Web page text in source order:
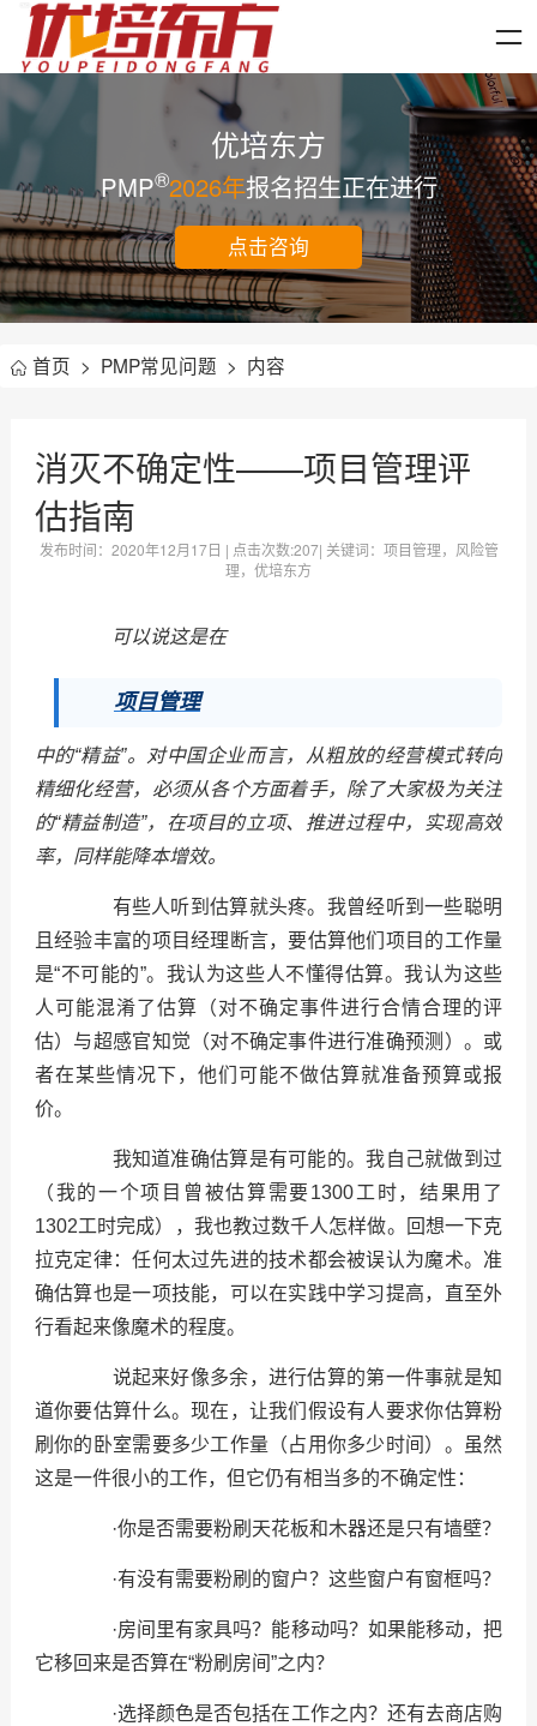
优培东方
PMP®2026年报名招生正在进行
点击咨询
首页 > PMP常见问题 > 内容
消灭不确定性——项目管理评
估指南
发布时间： 2020年12月17日 | 点击次数:207| 关键词：项目管理，风险管
理，优培东方
可以说这是在
项目管理
中的“精益”。对中国企业而言，从粗放的经营模式转向
精细化经营，必须从各个方面着手，除了大家极为关注
的“精益制造”，在项目的立项、推进过程中，实现高效
率，同样能降本增效。
有些人听到估算就头疼。我曾经听到一些聪明
且经验丰富的项目经理断言，要估算他们项目的工作量
是“不可能的”。我认为这些人不懂得估算。我认为这些
人可能混淆了估算（对不确定事件进行合情合理的评
估）与超感官知觉（对不确定事件进行准确预测）。或
者在某些情况下，他们可能不做估算就准备预算或报
价。
我知道准确估算是有可能的。我自己就做到过
（我的一个项目曾被估算需要1300工时，结果用了
1302工时完成），我也教过数千人怎样做。回想一下克
拉克定律：任何太过先进的技术都会被误认为魔术。准
确估算也是一项技能，可以在实践中学习提高，直至外
行看起来像魔术的程度。
说起来好像多余，进行估算的第一件事就是知
道你要估算什么。现在，让我们假设有人要求你估算粉
刷你的卧室需要多少工作量（占用你多少时间）。虽然
这是一件很小的工作，但它仍有相当多的不确定性：
·你是否需要粉刷天花板和木器还是只有墙壁？
·有没有需要粉刷的窗户？这些窗户有窗框吗？
·房间里有家具吗？能移动吗？如果能移动，把
它移回来是否算在“粉刷房间”之内？
·选择颜色是否包括在工作之内？还有去商店购